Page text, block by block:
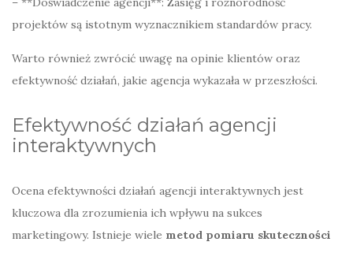
projektów są istotnym wyznacznikiem standardów pracy.
Warto również zwrócić uwagę na opinie klientów oraz
efektywność działań, jakie agencja wykazała w przeszłości.
Efektywność działań agencji
interaktywnych
Ocena efektywności działań agencji interaktywnych jest
kluczowa dla zrozumienia ich wpływu na sukces
marketingowy. Istnieje wiele metod pomiaru skuteczności